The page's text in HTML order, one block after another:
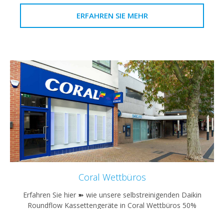
ERFAHREN SIE MEHR
Coral Wettbüros
Erfahren Sie hier ➽ wie unsere selbstreinigenden Daikin
Roundflow Kassettengeräte in Coral Wettbüros 50%